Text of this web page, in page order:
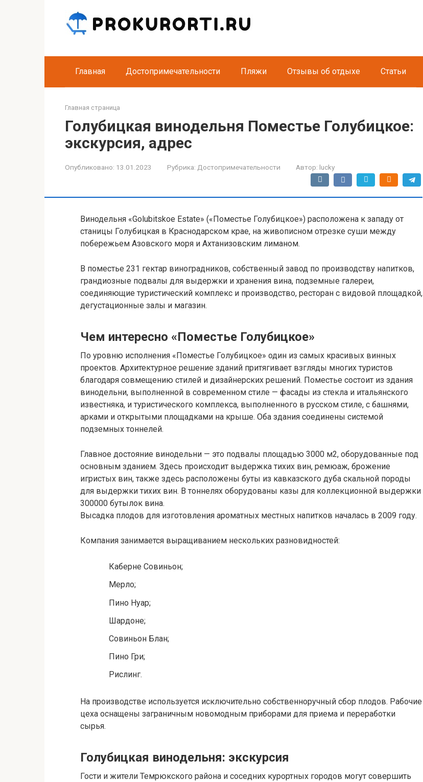
Главная Достопримечательности Пляжи Отзывы об отдыхе Статьи
Главная страница
Голубицкая винодельня Поместье Голубицкое:
экскурсия, адрес
Опубликовано: 13.01.2023 Рубрика: Достопримечательности Автор: lucky
Винодельня «Golubitskoe Estate» («Поместье Голубицкое») расположена к западу от
станицы Голубицкая в Краснодарском крае, на живописном отрезке суши между
побережьем Азовского моря и Ахтанизовским лиманом.
В поместье 231 гектар виноградников, собственный завод по производству напитков,
грандиозные подвалы для выдержки и хранения вина, подземные галереи,
соединяющие туристический комплекс и производство, ресторан с видовой площадкой,
дегустационные залы и магазин.
Чем интересно «Поместье Голубицкое»
По уровню исполнения «Поместье Голубицкое» один из самых красивых винных
проектов. Архитектурное решение зданий притягивает взгляды многих туристов
благодаря совмещению стилей и дизайнерских решений. Поместье состоит из здания
винодельни, выполненной в современном стиле — фасады из стекла и итальянского
известняка, и туристического комплекса, выполненного в русском стиле, с башнями,
арками и открытыми площадками на крыше. Оба здания соединены системой
подземных тоннелей.
Главное достояние винодельни — это подвалы площадью 3000 м2, оборудованные под
основным зданием. Здесь происходит выдержка тихих вин, ремюаж, брожение
игристых вин, также здесь расположены буты из кавказского дуба скальной породы
для выдержки тихих вин. В тоннелях оборудованы казы для коллекционной выдержки
300000 бутылок вина.
Высадка плодов для изготовления ароматных местных напитков началась в 2009 году.
Компания занимается выращиванием нескольких разновидностей:
Каберне Совиньон;
Мерло;
Пино Нуар;
Шардоне;
Совиньон Блан;
Пино Гри;
Рислинг.
На производстве используется исключительно собственноручный сбор плодов. Рабочие
цеха оснащены заграничным новомодным приборами для приема и переработки
сырья.
Голубицкая винодельня: экскурсия
Гости и жители Темрюкского района и соседних курортных городов могут совершить